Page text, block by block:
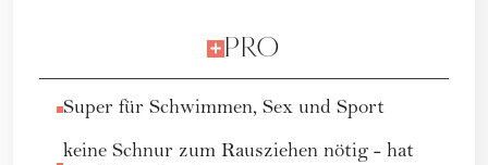
PRO
Super für Schwimmen, Sex und Sport
keine Schnur zum Rausziehen nötig - hat